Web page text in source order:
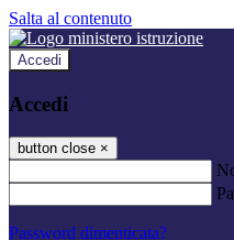
Salta al contenuto
Accedi
Accedi
button close ×
Password dimenticata?